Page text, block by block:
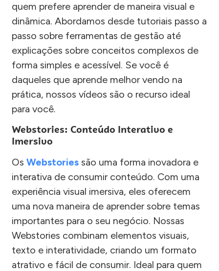
quem prefere aprender de maneira visual e
dinâmica. Abordamos desde tutoriais passo a
passo sobre ferramentas de gestão até
explicações sobre conceitos complexos de
forma simples e acessível. Se você é
daqueles que aprende melhor vendo na
prática, nossos vídeos são o recurso ideal
para você.
Webstories: Conteúdo Interativo e
Imersivo
Os Webstories são uma forma inovadora e
interativa de consumir conteúdo. Com uma
experiência visual imersiva, eles oferecem
uma nova maneira de aprender sobre temas
importantes para o seu negócio. Nossas
Webstories combinam elementos visuais,
texto e interatividade, criando um formato
atrativo e fácil de consumir. Ideal para quem